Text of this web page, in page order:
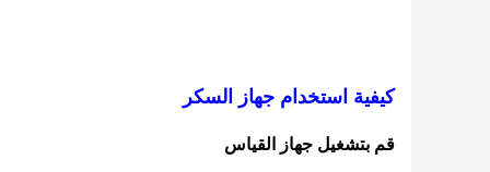
كيفية استخدام جهاز السكر
قم بتشغيل جهاز القياس